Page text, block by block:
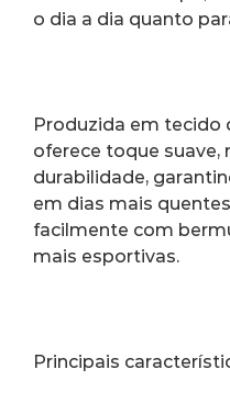
o dia a dia quanto
Produzida em tecido
oferece toque suave,
durabilidade,
em dias mais
facilmente com
mais esportivas.
Principais